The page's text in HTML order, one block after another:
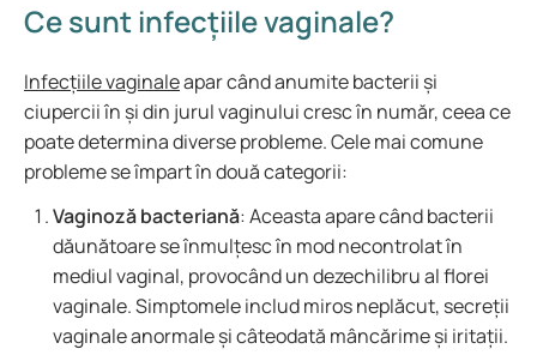
Ce sunt infecțiile vaginale?
Infecțiile vaginaleapar când anumite bacterii și
ciupercii în și din jurul vaginului cresc în număr, ceea ce
poate determina diverse probleme. Cele mai comune
probleme se împart în două categorii:
Vaginoză bacteriană: Aceasta apare când bacterii
dăunătoare se înmulțesc în mod necontrolat în
mediul vaginal, provocând un dezechilibru al florei
vaginale. Simptomele includ miros neplăcut, secreții
vaginale anormale și câteodată mâncărime și iritații.